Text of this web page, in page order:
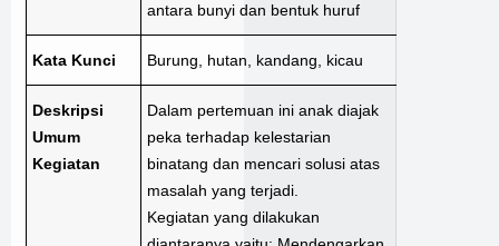
antara bunyi dan bentuk huruf
Kata Kunci Burung, hutan, kandang, kicau
Deskripsi
Umum
Kegiatan
Dalam pertemuan ini anak diajak
peka terhadap kelestarian
binatang dan mencari solusi atas
masalah yang terjadi.
Kegiatan yang dilakukan